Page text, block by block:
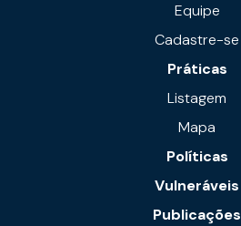
Equipe
Cadastre-se
Práticas
Listagem
Mapa
Políticas
Vulneráveis
Publicações